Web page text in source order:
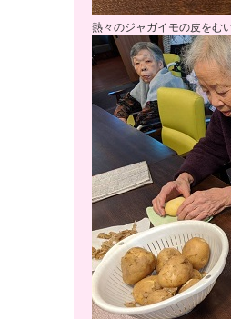
熱々のジャガイモの皮をむ